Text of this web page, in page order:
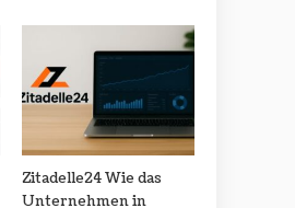
Zitadelle24 Wie das
Unternehmen in